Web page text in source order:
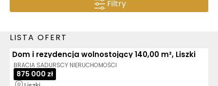
Filtry
LISTA OFERT
Dom i rezydencja wolnostojący 140,00 m², Liszki
BRACIA SADURSCY NIERUCHOMOŚCI
875 000 zł